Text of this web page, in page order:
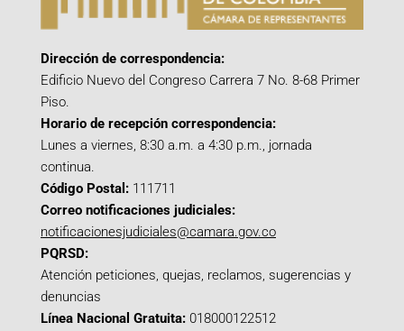
Dirección de correspondencia:
Edificio Nuevo del Congreso Carrera 7 No. 8-68 Primer
Piso.
Horario de recepción correspondencia:
Lunes a viernes, 8:30 a.m. a 4:30 p.m., jornada
continua.
Código Postal: 111711
Correo notificaciones judiciales:
notificacionesjudiciales@camara.gov.co
PQRSD:
Atención peticiones, quejas, reclamos, sugerencias y
denuncias
Línea Nacional Gratuita: 018000122512